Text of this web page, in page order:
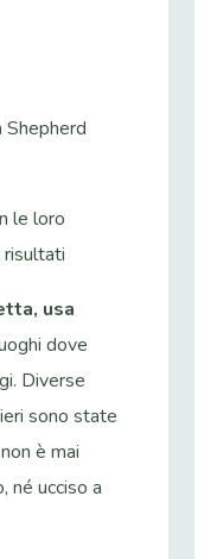
Shepherd
le loro
usa
dove
Diverse
sono state
è mai
né ucciso a